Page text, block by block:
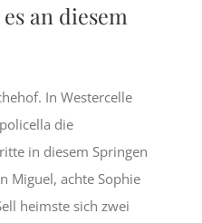
an diesem
In Westercelle
die
in diesem Springen
Miguel, achte Sophie
heimste sich zwei